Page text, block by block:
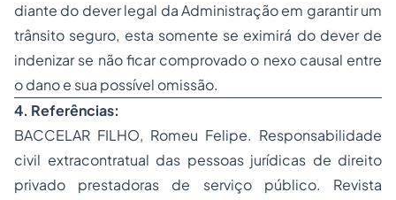
diante do dever legal da Administração em garantir um
trânsito seguro, esta somente se eximirá do dever de
indenizar se não ficar comprovado o nexo causal entre
o dano e sua possível omissão.
4. Referências:
BACCELAR FILHO, Romeu Felipe. Responsabilidade
civil extracontratual das pessoas jurídicas de direito
privado prestadoras de serviço público. Revista